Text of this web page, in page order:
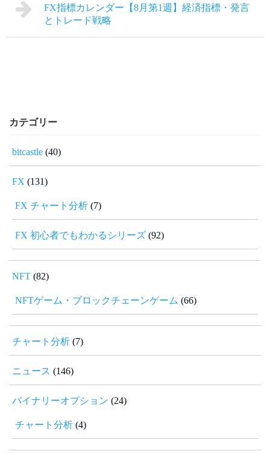
FX指標カレンダー【8月第1週】経済指標・発言
とトレード戦略
カテゴリー
bitcastle (40)
FX (131)
FX チャート分析 (7)
FX 初心者でもわかるシリーズ (92)
NFT (82)
NFTゲーム・ブロックチェーンゲーム (66)
チャート分析 (7)
ニュース (146)
バイナリーオプション (24)
チャート分析 (4)